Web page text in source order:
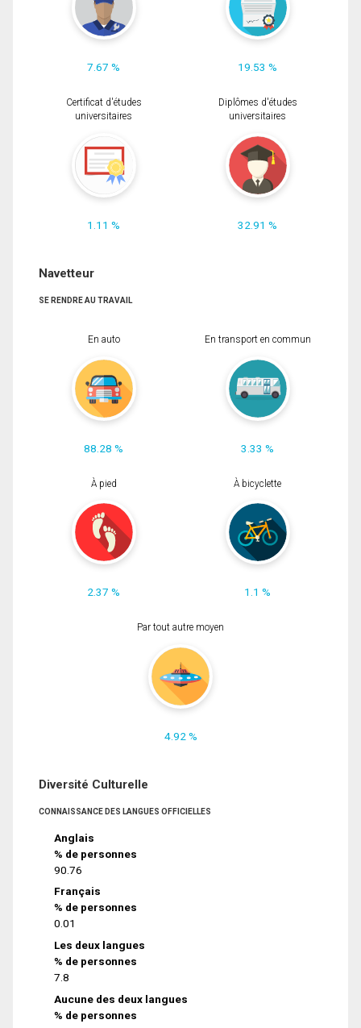
7.67 % 19.53 %
Certificat d'études
universitaires
1.11 %
Diplômes d'études
universitaires
32.91 %
Navetteur
SE RENDRE AU TRAVAIL
En auto
88.28 %
En transport en commun
3.33 %
À pied
2.37 %
À bicyclette
1.1 %
Par tout autre moyen
4.92 %
Diversité Culturelle
CONNAISSANCE DES LANGUES OFFICIELLES
Anglais
% de personnes
90.76
Français
% de personnes
0.01
Les deux langues
% de personnes
7.8
Aucune des deux langues
% de personnes